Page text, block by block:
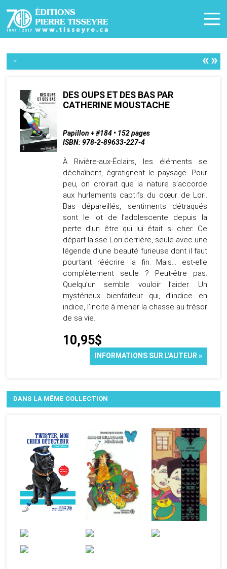
> «»
DES OUPS ET DES BAS PAR
CATHERINE MOUSTACHE
Papillon + #184 • 152 pages
ISBN: 978-2-89633-227-4
À Rivière-aux-Éclairs, les éléments se
déchaînent, égratignent le paysage. Pour
peu, on croirait que la nature s’accorde
aux hurlements captifs du cœur de Lori.
Bas dépareillés, sentiments détraqués
sont le lot de l’adolescente depuis la
perte d’un être qui lui était si cher. Ce
départ laisse Lori derrière, seule avec une
légende d’une beauté furieuse dont il faut
pourtant réécrire la fin. Mais… est-elle
complètement seule ? Peut-être pas.
Quelqu’un semble vouloir l’aider. Un
mystérieux bienfaiteur qui, d’indice en
indice, l’incite à mener la chasse au trésor
de sa vie.
10,95$
INFORMATIONS SUR L'AUTEUR »
DANS LA MÊME COLLECTION